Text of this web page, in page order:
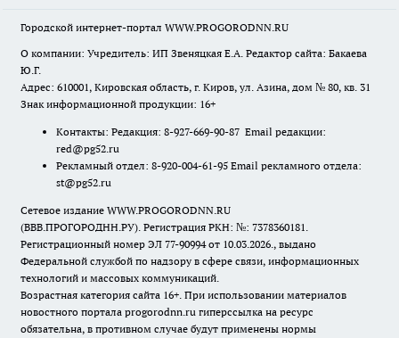
Городской интернет-портал WWW.PROGORODNN.RU
О компании: Учредитель: ИП Звеняцкая Е.А. Редактор сайта: Бакаева
Ю.Г.
Адрес: 610001, Кировская область, г. Киров, ул. Азина, дом № 80, кв. 31
Знак информационной продукции: 16+
Контакты: Редакция: 8-927-669-90-87 Email редакции:
red@pg52.ru
Рекламный отдел: 8-920-004-61-95 Email рекламного отдела:
st@pg52.ru
Сетевое издание WWW.PROGORODNN.RU
(ВВВ.ПРОГОРОДНН.РУ). Регистрация РКН: №: 7378360181.
Регистрационный номер ЭЛ 77-90994 от 10.03.2026., выдано
Федеральной службой по надзору в сфере связи, информационных
технологий и массовых коммуникаций.
Возрастная категория сайта 16+. При использовании материалов
новостного портала progorodnn.ru гиперссылка на ресурс
обязательна, в противном случае будут применены нормы